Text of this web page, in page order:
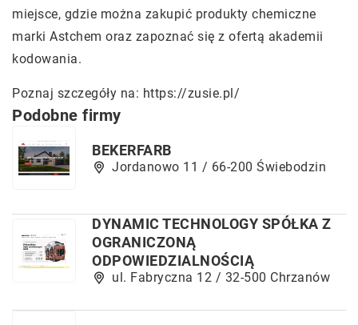
miejsce, gdzie można zakupić produkty chemiczne
marki Astchem oraz zapoznać się z ofertą akademii
kodowania.
Poznaj szczegóły na: https://zusie.pl/
Podobne firmy
BEKERFARB
Jordanowo 11 / 66-200 Świebodzin
DYNAMIC TECHNOLOGY SPÓŁKA Z
OGRANICZONĄ
ODPOWIEDZIALNOŚCIĄ
ul. Fabryczna 12 / 32-500 Chrzanów